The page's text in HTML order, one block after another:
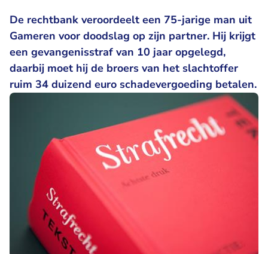
De rechtbank veroordeelt een 75-jarige man uit
Gameren voor doodslag op zijn partner. Hij krijgt
een gevangenisstraf van 10 jaar opgelegd,
daarbij moet hij de broers van het slachtoffer
ruim 34 duizend euro schadevergoeding betalen.